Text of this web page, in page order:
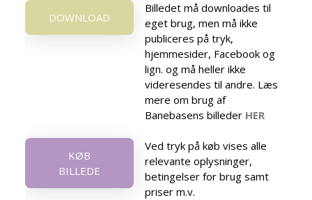
DOWNLOAD
Billedet må downloades til
eget brug, men må ikke
publiceres på tryk,
hjemmesider, Facebook og
lign. og må heller ikke
videresendes til andre. Læs
mere om brug af
Banebasens billeder HER
KØB
BILLEDE
Ved tryk på køb vises alle
relevante oplysninger,
betingelser for brug samt
priser m.v.